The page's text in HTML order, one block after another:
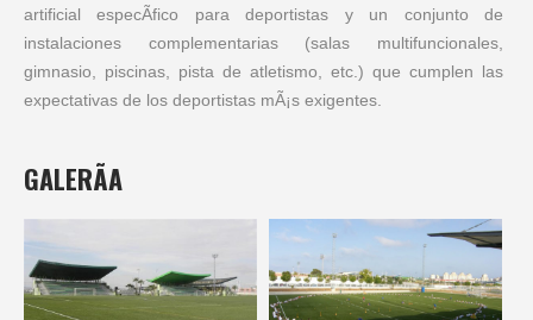
artificial especÃ­fico para deportistas y un conjunto de
instalaciones complementarias (salas multifuncionales,
gimnasio, piscinas, pista de atletismo, etc.) que cumplen las
expectativas de los deportistas mÃ¡s exigentes.
GALERÃ­A